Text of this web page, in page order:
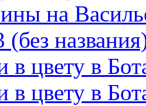
на
(без
в цвету в
в цвету в